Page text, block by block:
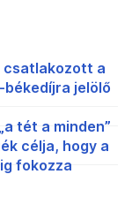
csatlakozott a
békedíjra jelölő
tét a minden”
célja, hogy a
fokozza